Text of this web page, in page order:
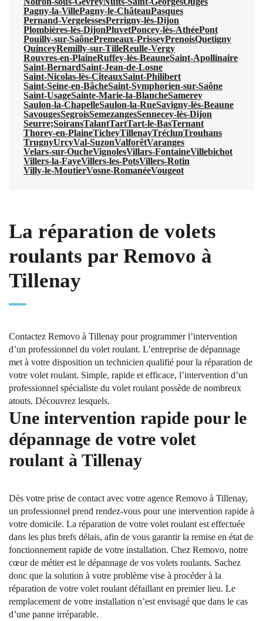
Pagny-la-VillePagny-le-ChâteauPasques
Pernand-VergelessesPerrigny-lès-Dijon
Plombières-lès-DijonPluvetPoncey-lès-AthéePont
Pouilly-sur-SaônePremeaux-PrisseyPrenoisQuetigny
QuinceyRemilly-sur-TilleReulle-Vergy
Rouvres-en-PlaineRuffey-lès-BeauneSaint-Apollinaire
Saint-BernardSaint-Jean-de-Losne
Saint-Nicolas-lès-CîteauxSaint-Philibert
Saint-Seine-en-BâcheSaint-Symphorien-sur-Saône
Saint-UsageSainte-Marie-la-BlancheSamerey
Saulon-la-ChapelleSaulon-la-RueSavigny-lès-Beaune
SavougesSegroisSemezangesSennecey-lès-Dijon
Seurre;SoiransTalantTartTart-le-BasTernant
Thorey-en-PlaineTicheyTillenayTréclunTrouhans
TrugnyUrcyVal-SuzonValforêtVaranges
Velars-sur-OucheVignolesVillars-FontaineVillebichot
Villers-la-FayeVillers-les-PotsVillers-Rotin
Villy-le-MoutierVosne-RomanéeVougeot
La réparation de volets
roulants par Removo à
Tillenay
Contactez Removo à Tillenay pour programmer l’intervention
d’un professionnel du volet roulant. L’entreprise de dépannage
met à votre disposition un technicien qualifié pour la réparation de
votre volet roulant. Simple, rapide et efficace, l’intervention d’un
professionnel spécialiste du volet roulant possède de nombreux
atouts. Découvrez lesquels.
Une intervention rapide pour le
dépannage de votre volet
roulant à Tillenay
Dès votre prise de contact avec votre agence Removo à Tillenay,
un professionnel prend rendez-vous pour une intervention rapide à
votre domicile. La réparation de votre volet roulant est effectuée
dans les plus brefs délais, afin de vous garantir la remise en état de
fonctionnement rapide de votre installation. Chez Removo, notre
cœur de métier est le dépannage de vos volets roulants. Sachez
donc que la solution à votre problème vise à procéder à la
réparation de votre volet roulant défaillant en premier lieu. Le
remplacement de votre installation n’est envisagé que dans le cas
d’une panne irréparable.